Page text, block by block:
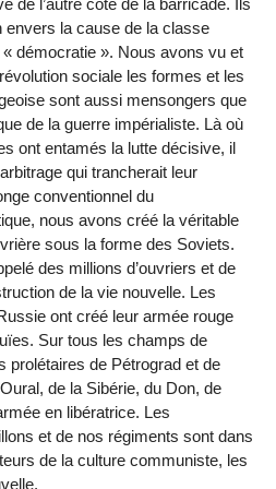
de l’autre côté de la barricade. Ils
envers la cause de la classe
démocratie ». Nous avons vu et
sociale les formes et les
sont aussi mensongers que
de la guerre impérialiste. Là où
ont entamés la lutte décisive, il
qui trancherait leur
conventionnel du
nous avons créé la véritable
sous la forme des Soviets.
des millions d’ouvriers et de
de la vie nouvelle. Les
ont créé leur armée rouge
Sur tous les champs de
prolétaires de Pétrograd et de
de la Sibérie, du Don, de
en libératrice. Les
et de nos régiments sont dans
de la culture communiste, les